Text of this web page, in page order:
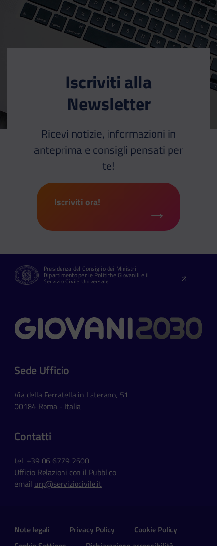
Iscriviti alla
Newsletter
Ricevi notizie, informazioni in
anteprima e consigli pensati per
te!
Iscriviti ora!
Presidenza del Consiglio dei Ministri
Dipartimento per le Politiche Giovanili e il
Servizio Civile Universale
Contatti
Sede Ufficio
Via della Ferratella in Laterano, 51
00184 Roma - Italia
Contatti
tel. +39 06 6779 2600
Ufficio Relazioni con il Pubblico
email urp@serviziocivile.it
Sezione Link Utili e Social
Note legali Privacy Policy
Cookie Policy